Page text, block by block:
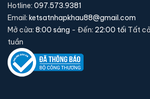
Két sắt Liberty LB50S App Wifi
Hotline: 097.573.9381
Email: ketsatnhapkhau88@gmail.com
Mở cửa: 8:00 sáng - Đến: 22:00 tối Tất
tuần